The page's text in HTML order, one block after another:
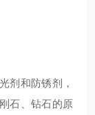
剂和防锈剂，
石、钻石的原